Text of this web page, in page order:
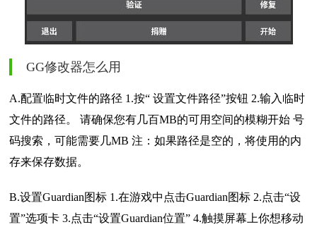
GG修改器怎么用
A.配置临时文件的路径 1.按“ 设置文件路径”按钮 2.输入临时
文件的路径。 请确保您有几百MB的可用空间的模糊开始 号
码搜索，可能需要几MB 注：如果路径是空的，将使用的内
存来保存数据。
B.设置Guardian图标 1.在游戏中点击Guardian图标 2.点击“设
置”选项卡 3.点击“设置Guardian位置” 4.触摸屏幕上你想移动